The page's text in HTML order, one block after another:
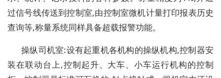
过信号线传送到控制室,由控制室微机计量打印报表历史
查询等,称量系统同样具备超载报警功能。
操纵司机室:设有起重机各机构的操纵机构,控制器安
装在联动台上,控制起升、大车、小车运行机构的控制